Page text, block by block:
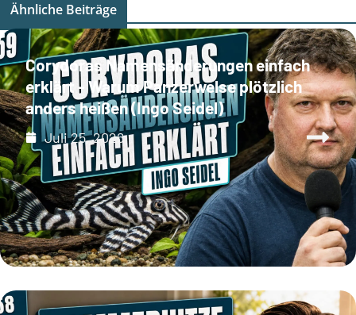
Ähnliche Beiträge
Corydoras Namensänderungen einfach
erklärt - Warum Panzerwelse plötzlich
anders heißen (Ingo Seidel)
Juli 25, 2026